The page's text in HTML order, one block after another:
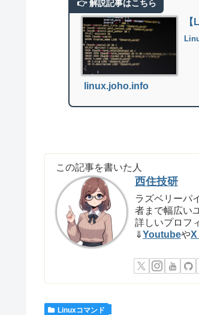
linux.joho.info
この記事を書いた人
西住技研
ラズベリーパ
者まで幅広い
詳しいプロフ
⇓YoutubeやX
Linuxコマンド